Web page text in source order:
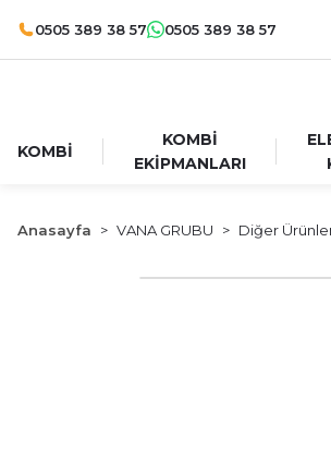
0505 389 38 57 0505 389 38 57
KOMBİ
KOMBİ
EKİPMANLARI
Anasayfa VANA GRUBU Diğer